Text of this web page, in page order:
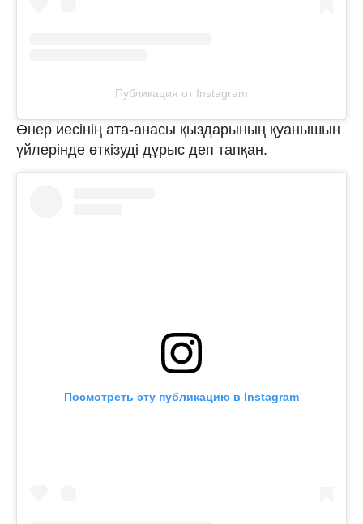
Публикация от Instagram
Өнер иесінің ата-анасы қыздарының қуанышын
үйлерінде өткізуді дұрыс деп тапқан.
Посмотреть эту публикацию в Instagram